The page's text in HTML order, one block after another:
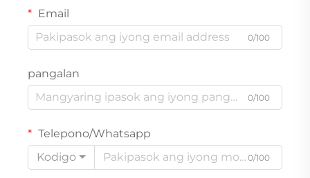
Email
0/100
pangalan
0/100
Telepono/Whatsapp
Kodigo
0/100